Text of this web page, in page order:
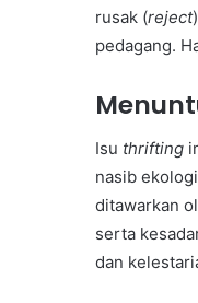
rusak (reject
pedagang.
Isu thrifting
nasib
ditawarkan
serta
dan